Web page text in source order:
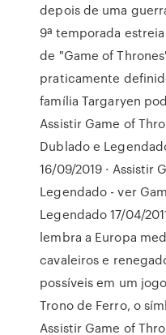
depois de uma
9ª temporada
de "Game of
praticamente
família Targaryen
Assistir Game of
Dublado e
16/09/2019 · Assistir
Legendado - ver
Legendado 17/04/
lembra a Europa
cavaleiros e
possíveis em um
Trono de Ferro, o
Assistir Game of